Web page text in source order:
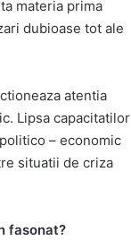
materia prima
dubioase tot ale
atentia
Lipsa capacitatilor
– economic
situatii de criza
fasonat?